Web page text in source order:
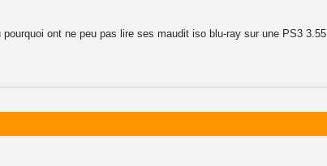
ont ne peu pas lire ses maudit iso blu-ray sur une PS3 3.55